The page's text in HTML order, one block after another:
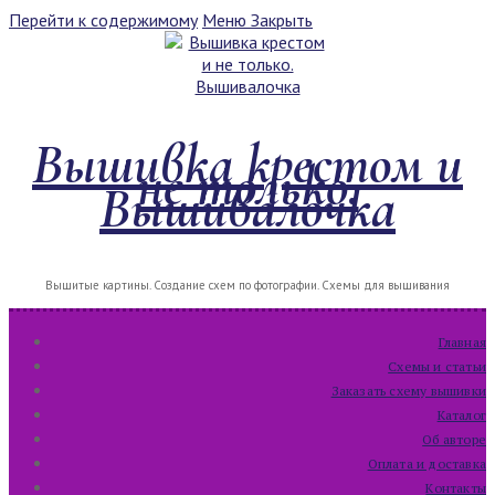
Перейти к содержимому Меню Закрыть
Вышивка крестом и
не только.
Вышивалочка
Вышитые картины. Создание схем по фотографии. Схемы для вышивания
Главная
Схемы и статьи
Заказать схему вышивки
Каталог
Об авторе
Оплата и доставка
Контакты